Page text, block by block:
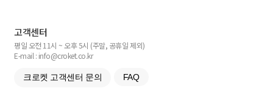
고객센터
평일 오전 11시 ~ 오후 5시 (주말, 공휴일 제외)
E-mail : info@croket.co.kr
크로켓 고객센터 문의 FAQ